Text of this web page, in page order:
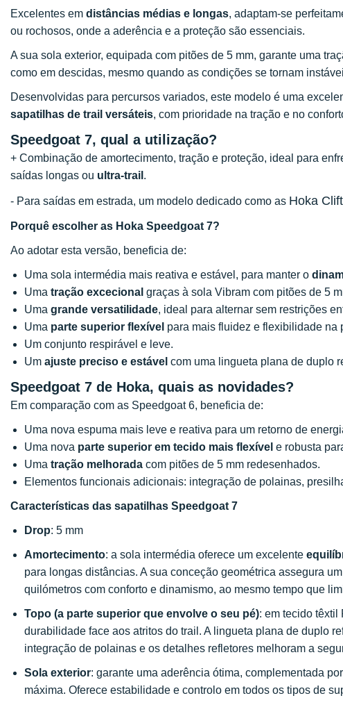
Excelentes em distâncias médias e longas, adaptam-se
ou rochosos, onde a aderência e a proteção são essenciais.
A sua sola exterior, equipada com pitões de 5 mm, garante uma
como em descidas, mesmo quando as condições se tornam
Desenvolvidas para percursos variados, este modelo é uma
sapatilhas de trail versáteis, com prioridade na tração e no
Speedgoat 7, qual a utilização?
+ Combinação de amortecimento, tração e proteção, ideal para
saídas longas ou ultra-trail .
- Para saídas em estrada, um modelo dedicado como as Hoka
Porquê escolher as Hoka Speedgoat 7?
Ao adotar esta versão, beneficia de:
Uma sola intermédia mais reativa e estável, para manter o
Uma tração excecional graças à sola Vibram com pitões de 5
Uma grande versatilidade, ideal para alternar sem restrições
Uma parte superior flexível para mais fluidez e flexibilidade na
Um conjunto respirável e leve.
Um ajuste preciso e estável com uma lingueta plana de duplo
Speedgoat 7 de Hoka, quais as novidades?
Em comparação com as Speedgoat 6, beneficia de:
Uma nova espuma mais leve e reativa para um retorno de
Uma nova parte superior em tecido mais flexível e robusta
Uma tração melhorada com pitões de 5 mm redesenhados.
Elementos funcionais adicionais: integração de polainas,
Características das sapatilhas Speedgoat 7
Drop: 5 mm
Amortecimento: a sola intermédia oferece um excelente
para longas distâncias. A sua conceção geométrica assegura um
quilómetros com conforto e dinamismo, ao mesmo tempo que
Topo (a parte superior que envolve o seu pé): em tecido têxtil
durabilidade face aos atritos do trail. A lingueta plana de duplo
integração de polainas e os detalhes refletores melhoram a
Sola exterior: garante uma aderência ótima, complementada
máxima. Oferece estabilidade e controlo em todos os tipos de